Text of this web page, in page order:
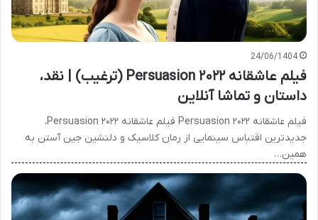
24/06/1404
فیلم عاشقانه ۲۰۲۲ Persuasion (ترغیب) | نقد،
داستان و تماشا آنلاین
فیلم عاشقانه ۲۰۲۲ Persuasion فیلم عاشقانه ۲۰۲۲ Persuasion،
جدیدترین اقتباس سینمایی از رمان کلاسیک و دلنشین جین آستن به
همین…